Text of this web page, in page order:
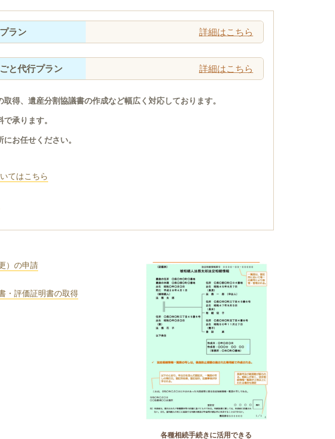
ラン 詳細はこちら
と代行プラン 詳細はこちら
得、遺産分割協議書の作成など幅広く対応しております。
承ります。
お任せください。
てはこちら
各種相続手続きに活用できる
）の申請
・評価証明書の取得